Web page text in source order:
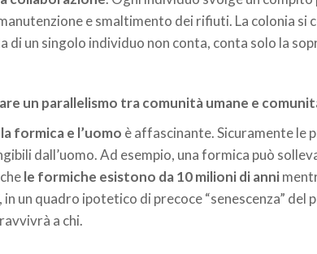
e smaltimento dei rifiuti. La colonia si
di un singolo individuo non conta, conta solo la
un parallelismo tra comunità umane e
formica e l’uomo è affascinante. Sicuramente le
dall’uomo. Ad esempio, una formica può
le formiche esistono da 10 milioni di anni
un quadro ipotetico di precoce “senescenza” del
a chi.